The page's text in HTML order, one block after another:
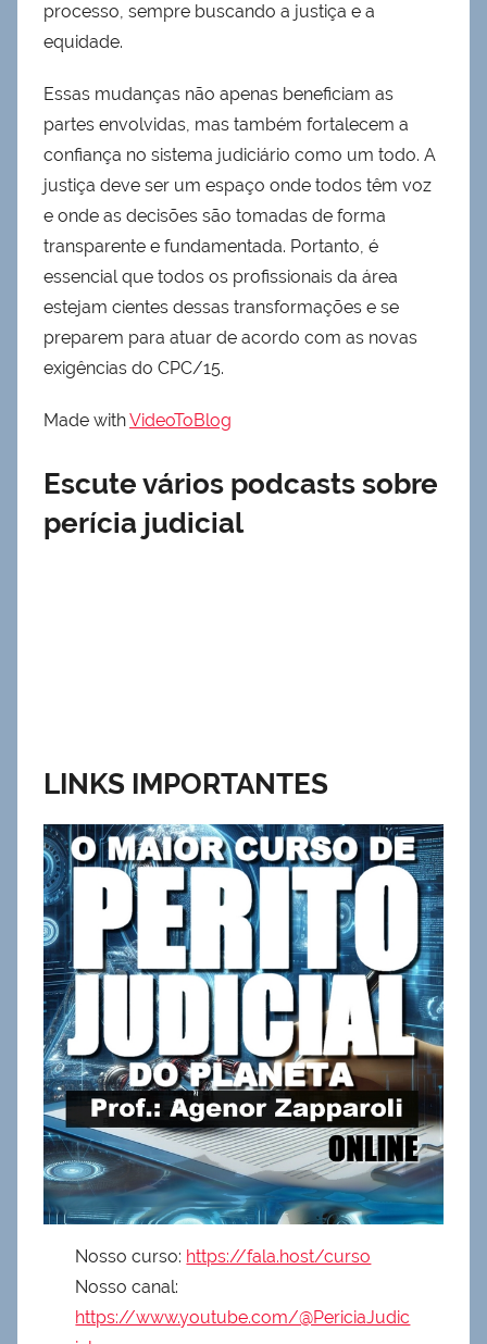
processo, sempre buscando a justiça e a
equidade.
Essas mudanças não apenas beneficiam as
partes envolvidas, mas também fortalecem a
confiança no sistema judiciário como um todo. A
justiça deve ser um espaço onde todos têm voz
e onde as decisões são tomadas de forma
transparente e fundamentada. Portanto, é
essencial que todos os profissionais da área
estejam cientes dessas transformações e se
preparem para atuar de acordo com as novas
exigências do CPC/15.
Made withVideoToBlog
Escute vários podcasts sobre
perícia judicial
LINKS IMPORTANTES
Nosso curso: https://fala.host/curso
Nosso canal:
https://www.youtube.com/@PericiaJudic